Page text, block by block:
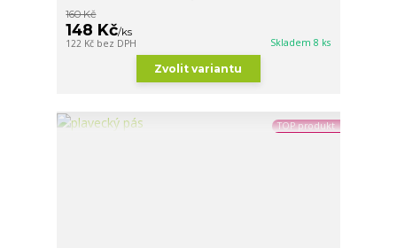
160 Kč
148 Kč/ks
122 Kč bez DPH Skladem 8 ks
Zvolit variantu
TOP produkt